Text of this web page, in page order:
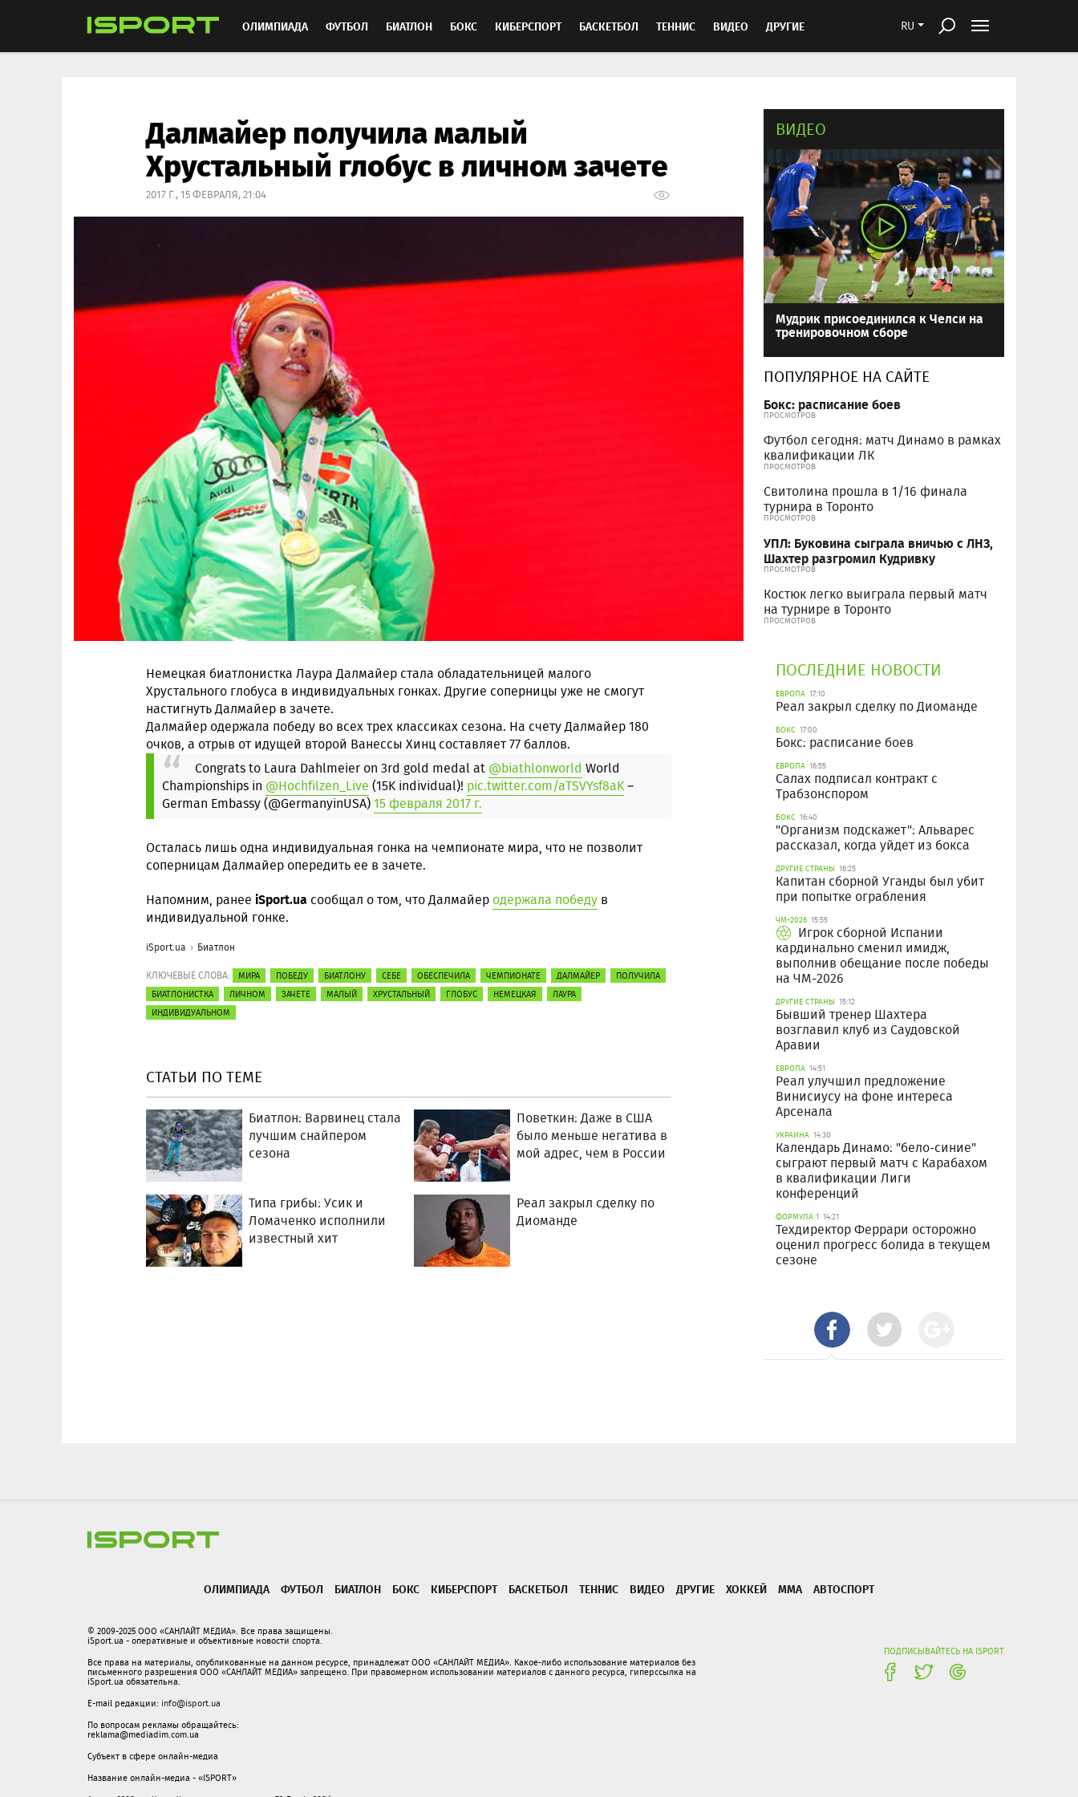
RU
ОЛИМПИАДА ФУТБОЛ БИАТЛОН БОКС КИБЕРСПОРТ БАСКЕТБОЛ ТЕННИС ВИДЕО ДРУГИЕ
Далмайер получила малый
Хрустальный глобус в личном зачете
2017 Г., 15 ФЕВРАЛЯ, 21:04
Немецкая биатлонистка Лаура Далмайер стала обладательницей малого
Хрустального глобуса в индивидуальных гонках. Другие соперницы уже не смогут
настигнуть Далмайер в зачете.
Далмайер одержала победу во всех трех классиках сезона. На счету Далмайер 180
очков, а отрыв от идущей второй Ванессы Хинц составляет 77 баллов.
Congrats to Laura Dahlmeier on 3rd gold medal at @biathlonworld World
Championships in @Hochfilzen_Live (15K individual)! pic.twitter.com/aTSVYsf8aK–
German Embassy (@GermanyinUSA)15 февраля 2017 г.
Осталась лишь одна индивидуальная гонка на чемпионате мира, что не позволит
соперницам Далмайер опередить ее в зачете.
Напомним, ранее iSport.ua сообщал о том, что Далмайер одержала победу в
индивидуальной гонке.
iSport.ua Биатлон
КЛЮЧЕВЫЕ СЛОВА: МИРА ПОБЕДУ БИАТЛОНУ СЕБЕ ОБЕСПЕЧИЛА ЧЕМПИОНАТЕ ДАЛМАЙЕР
ПОЛУЧИЛА
БИАТЛОНИСТКА
ЛИЧНОМ ЗАЧЕТЕ МАЛЫЙ ХРУСТАЛЬНЫЙ ГЛОБУС НЕМЕЦКАЯ
ЛАУРА
ИНДИВИДУАЛЬНОМ
СТАТЬИ ПО ТЕМЕ
Биатлон: Варвинец стала
лучшим снайпером
сезона
Поветкин: Даже в США
было меньше негатива в
мой адрес, чем в России
Типа грибы: Усик и
Ломаченко исполнили
известный хит
Реал закрыл сделку по
Диоманде
ВИДЕО
Мудрик присоединился к Челси на
тренировочном сборе
ПОПУЛЯРНОЕ НА САЙТЕ
Бокс: расписание боев
ПРОСМОТРОВ
Футбол сегодня: матч Динамо в рамках
квалификации ЛК
ПРОСМОТРОВ
Свитолина прошла в 1/16 финала
турнира в Торонто
ПРОСМОТРОВ
УПЛ: Буковина сыграла вничью с ЛНЗ,
Шахтер разгромил Кудривку
ПРОСМОТРОВ
Костюк легко выиграла первый матч
на турнире в Торонто
ПРОСМОТРОВ
ПОСЛЕДНИЕ НОВОСТИ
ЕВРОПА 17:10
Реал закрыл сделку по Диоманде
БОКС 17:00
Бокс: расписание боев
ЕВРОПА 16:55
Салах подписал контракт с
Трабзонспором
БОКС 16:40
"Организм подскажет": Альварес
рассказал, когда уйдет из бокса
ДРУГИЕ СТРАНЫ 16:25
Капитан сборной Уганды был убит
при попытке ограбления
ЧМ-2026 15:55
Игрок сборной Испании
кардинально сменил имидж,
выполнив обещание после победы
на ЧМ-2026
ДРУГИЕ СТРАНЫ 15:12
Бывший тренер Шахтера
возглавил клуб из Саудовской
Аравии
ЕВРОПА 14:51
Реал улучшил предложение
Винисиусу на фоне интереса
Арсенала
УКРАИНА 14:30
Календарь Динамо: "бело-синие"
сыграют первый матч с Карабахом
в квалификации Лиги
конференций
ФОРМУЛА 1 14:21
Техдиректор Феррари осторожно
оценил прогресс болида в текущем
сезоне
ОЛИМПИАДА ФУТБОЛ БИАТЛОН БОКС КИБЕРСПОРТ БАСКЕТБОЛ ТЕННИС ВИДЕО ДРУГИЕ ХОККЕЙ ММА АВТОСПОРТ
ПОДПИСЫВАЙТЕСЬ НА ISPORT
© 2009-2025 ООО «САНЛАЙТ МЕДИА». Все права защищены.
iSport.ua - оперативные и объективные новости спорта.
Все права на материалы, опубликованные на данном ресурсе, принадлежат ООО «САНЛАЙТ МЕДИА». Какое-либо использование материалов без
письменного разрешения ООО «САНЛАЙТ МЕДИА» запрещено. При правомерном использовании материалов с данного ресурса, гиперссылка на
iSport.ua обязательна.
E-mail редакции: info@isport.ua
По вопросам рекламы обращайтесь:
reklama@mediadim.com.ua
Субъект в сфере онлайн-медиа
Название онлайн-медиа - «ISPORT»